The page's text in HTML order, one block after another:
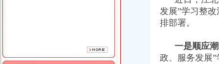
重庆凯誉网络通信技术工程有限公司渝中分公司 （工商注册）
上海兆妩贸易有限公司重庆时代广场分公司 渝中 （工商注册）
发展”学习整
排部署。
一是顺应潮
政、服务发展